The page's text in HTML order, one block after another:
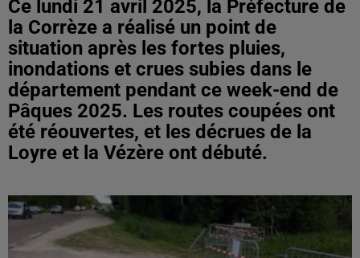
Ce lundi 21 avril 2025, la Préfecture de
la Corrèze a réalisé un point de
situation après les fortes pluies,
inondations et crues subies dans le
département pendant ce week-end de
Pâques 2025. Les routes coupées ont
été réouvertes, et les décrues de la
Loyre et la Vézère ont débuté.